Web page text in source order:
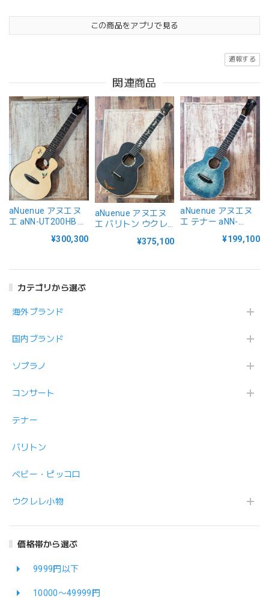
カテゴリから選ぶ
海外ブランド
国内ブランド
ソプラノ
コンサート
テナー
バリトン
ベビー・ピッコロ
ウクレレ小物
価格帯から選ぶ
9999円以下
10000〜49999円
この商品をアプリで見る
通報する
関連商品
aNuenue アヌエヌ
エ aNN-UT200HB テ
ングバード¥300,300
aNuenue アヌエヌ
エ バリトン ウクレ
Kyas Black Whale
搭載
¥375,100
aNuenue アヌエヌ
エ テナー aNN-
Series Air Air ピッ
¥199,100